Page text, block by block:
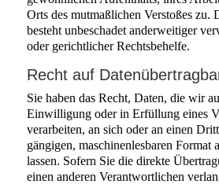
Orts des mutmaßlichen Verstoßes zu.
besteht unbeschadet anderweitiger
oder gerichtlicher Rechtsbehelfe.
Recht auf
Sie haben das Recht, Daten, die wir
Einwilligung oder in Erfüllung eines
verarbeiten, an sich oder an einen
gängigen, maschinenlesbaren Format
lassen. Sofern Sie die direkte
einen anderen Verantwortlichen